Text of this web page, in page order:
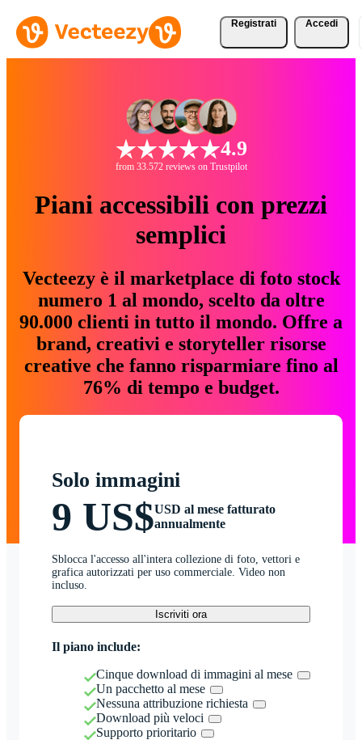
Registrati Accedi
4.9
from 33.572 reviews on Trustpilot
Piani accessibili con prezzi
semplici
Vecteezy è il marketplace di foto stock
numero 1 al mondo, scelto da oltre
90.000 clienti in tutto il mondo. Offre a
brand, creativi e storyteller risorse
creative che fanno risparmiare fino al
76% di tempo e budget.
Solo immagini
9 US$USD al mese fatturato
annualmente
Sblocca l'accesso all'intera collezione di foto, vettori e
grafica autorizzati per uso commerciale. Video non
incluso.
Iscriviti ora
Il piano include:
Cinque download di immagini al mese
Un pacchetto al mese
Nessuna attribuzione richiesta
Download più veloci
Supporto prioritario